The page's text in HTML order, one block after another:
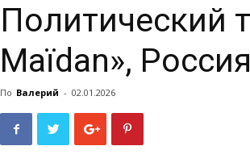
Политический
Maïdan»,
По Валерий - 02.01.2026